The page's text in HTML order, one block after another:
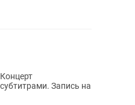
Запись на